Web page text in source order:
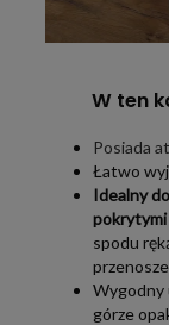
W ten
Posiada
Łatwo
Idealny
pokrytymi
spodu
Wygodny
górze